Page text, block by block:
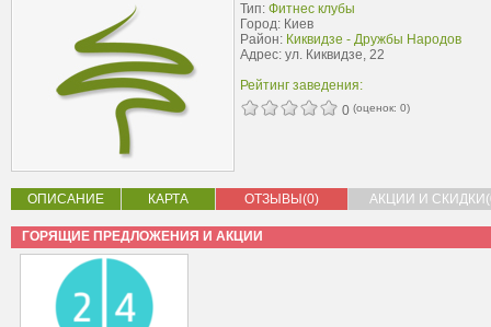
Тип: Фитнес клубы
Город: Киев
Район: Киквидзе - Дружбы Народов
Адрес: ул. Киквидзе, 22
Рейтинг заведения:
0 (оценок: 0)
ОПИСАНИЕ КАРТА ОТЗЫВЫ(0) АКЦИИ И
ГОРЯЩИЕ ПРЕДЛОЖЕНИЯ И АКЦИИ